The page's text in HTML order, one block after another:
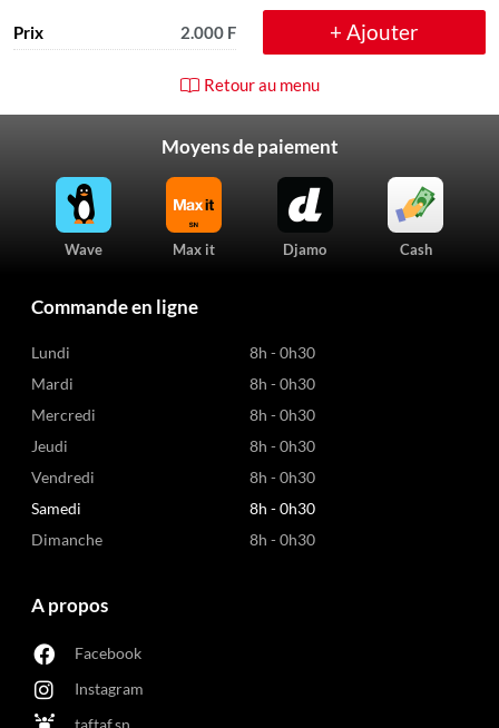
Prix 2.000 F + Ajouter
Retour au menu
Moyens de paiement
Wave Max it Djamo Cash
Commande en ligne
Lundi
8h - 0h30
Mardi
8h - 0h30
Mercredi
8h - 0h30
Jeudi
8h - 0h30
Vendredi
8h - 0h30
Samedi
8h - 0h30
Dimanche
8h - 0h30
A propos
Facebook
Instagram
taftaf.sn